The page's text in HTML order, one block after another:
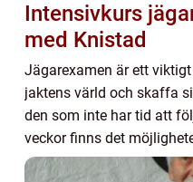
Intensivkurs
med Knistad
Jägarexamen är ett
jaktens värld och skaffa
den som inte har tid att
veckor finns det